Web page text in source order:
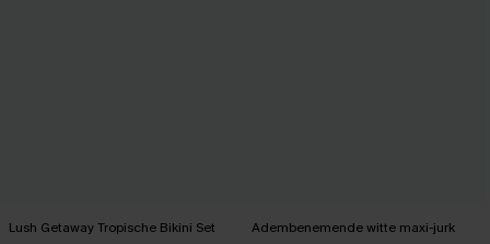
Lush Getaway Tropische Bikini Set Adembenemende witte maxi-jurk